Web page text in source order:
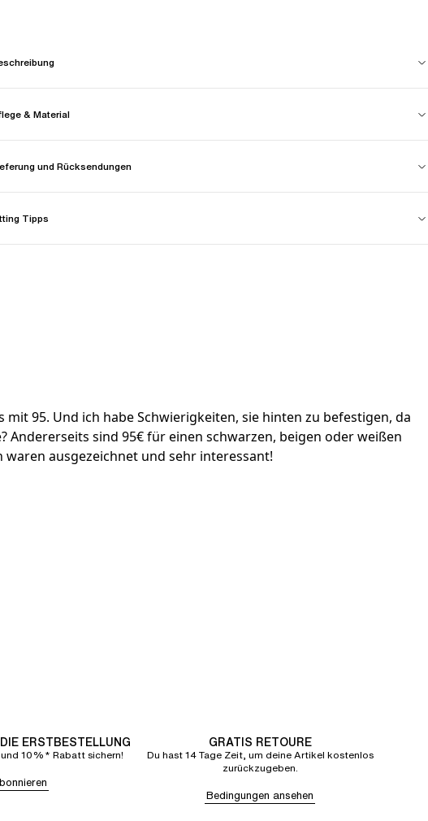
& Material
und Rücksendungen
Tipps
95. Und ich habe Schwierigkeiten, sie hinten zu befestigen, da
Andererseits sind 95€ für einen schwarzen, beigen oder weißen
ausgezeichnet und sehr interessant!
ERSTBESTELLUNG
10%* Rabatt sichern!
GRATIS RETOURE
Du hast 14 Tage Zeit, um deine Artikel kostenlos
zurückzugeben.
Bedingungen ansehen